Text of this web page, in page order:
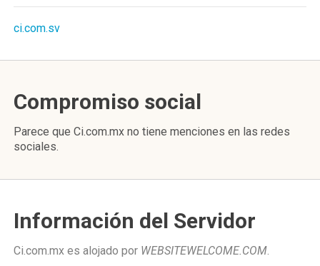
ci.com.sv
Compromiso social
Parece que Ci.com.mx no tiene menciones en las redes
sociales.
Información del Servidor
Ci.com.mx es alojado por WEBSITEWELCOME.COM.